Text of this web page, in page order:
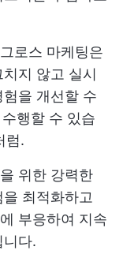
로스 마케팅은
지 않고 실시
을 개선할 수
행할 수 있습
럼.
위한 강력한
최적화하고
부응하여 지속
니다.